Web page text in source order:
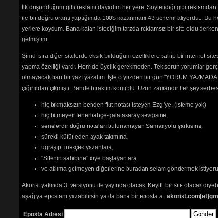
İlk düşündüğüm gibi reklamı dayadım her yere. Söylendiği gibi reklamdan
ile bir doğru orantı yaptığımda 100$ kazanmam 43 senemi alıyordu... Bu
yerlere koydum. Bana kalan istediğim tarzda reklamsız bir site oldu
gelmiştim.
Şimdi sıra diğer sitelerde eksik bulduğum özelliklere sahip bir internet
yapma özelliği vardı. Hem de üyelik gerekmeden. Tek sorun yorumlar
olmayacak bari bir yazı yazalım. İşte o yüzden bir gün "YORUM
çığırından çıkmıştı. Bende bıraktım kontrolü. Uzun zamandır her şey
hiç bıkmaksızın benden flüt notası isteyen Ezgi'ye, (isteme yok)
hiç bitmeyen fenerbahçe-galatasaray sevgisine,
senelerdir doğru notaları bulunamayan Samanyolu şarkısına,
sürekli küfür eden ayak takımına,
uğraşıp тüякçнє yazanlara,
"Sitenin sahibine" diye başlayanlara
ve aklıma gelmeyen diğerlerine buradan selam göndermek
Akorist yakında 3. versiyonu ile yayında olacak. Keyifli bir site olacak
aşağıya epostanı yazabilirsin ya da bana bir eposta at.
Eposta Adresi